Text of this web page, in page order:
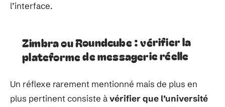
l’interface.
Zimbra ou Roundcube : vérifier la
plateforme de messagerie réelle
Un réflexe rarement mentionné mais de plus en
plus pertinent consiste àvérifier que l’université